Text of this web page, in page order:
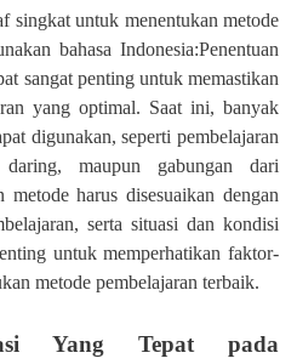
singkat untuk menentukan metode
bahasa Indonesia:Penentuan
sangat penting untuk memastikan
yang optimal. Saat ini, banyak
digunakan, seperti pembelajaran
maupun gabungan dari
harus disesuaikan dengan
serta situasi dan kondisi
untuk memperhatikan faktor-
metode pembelajaran terbaik.
Yang Tepat pada